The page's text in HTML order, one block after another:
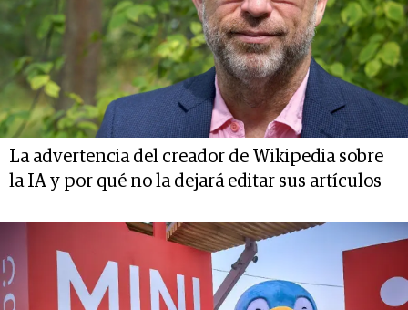
La advertencia del creador de Wikipedia sobre
la IA y por qué no la dejará editar sus artículos